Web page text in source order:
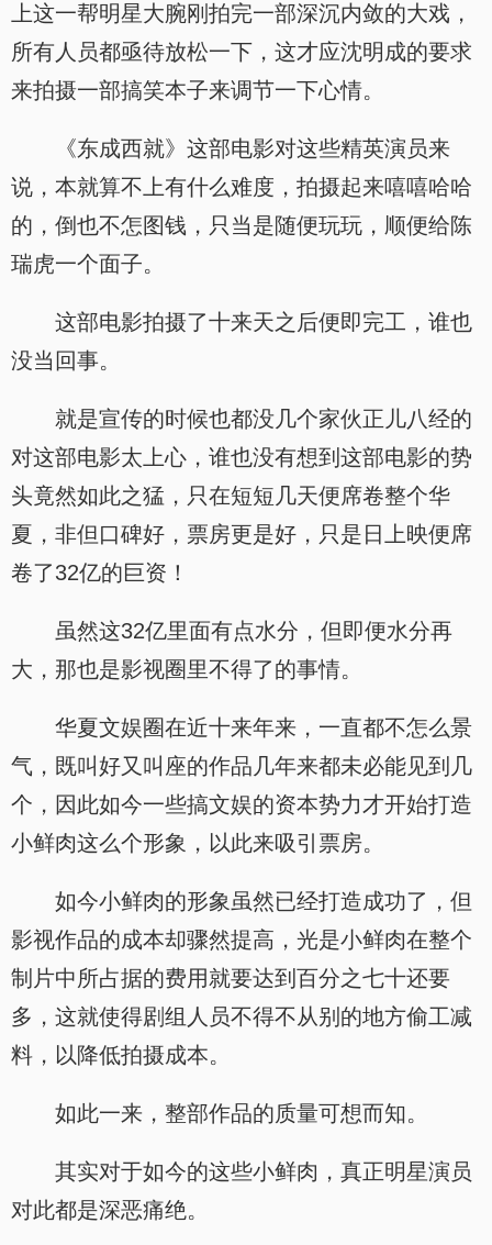
上这一帮明星大腕刚拍完一部深沉内敛的大戏，
所有人员都亟待放松一下，这才应沈明成的要求
来拍摄一部搞笑本子来调节一下心情。
《东成西就》这部电影对这些精英演员来
说，本就算不上有什么难度，拍摄起来嘻嘻哈哈
的，倒也不怎图钱，只当是随便玩玩，顺便给陈
瑞虎一个面子。
这部电影拍摄了十来天之后便即完工，谁也
没当回事。
就是宣传的时候也都没几个家伙正儿八经的
对这部电影太上心，谁也没有想到这部电影的势
头竟然如此之猛，只在短短几天便席卷整个华
夏，非但口碑好，票房更是好，只是日上映便席
卷了32亿的巨资！
虽然这32亿里面有点水分，但即便水分再
大，那也是影视圈里不得了的事情。
华夏文娱圈在近十来年来，一直都不怎么景
气，既叫好又叫座的作品几年来都未必能见到几
个，因此如今一些搞文娱的资本势力才开始打造
小鲜肉这么个形象，以此来吸引票房。
如今小鲜肉的形象虽然已经打造成功了，但
影视作品的成本却骤然提高，光是小鲜肉在整个
制片中所占据的费用就要达到百分之七十还要
多，这就使得剧组人员不得不从别的地方偷工减
料，以降低拍摄成本。
如此一来，整部作品的质量可想而知。
其实对于如今的这些小鲜肉，真正明星演员
对此都是深恶痛绝。